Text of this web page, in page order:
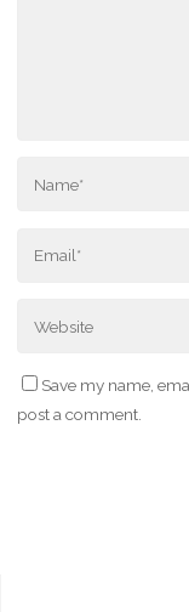
Save my name,
post a comment.